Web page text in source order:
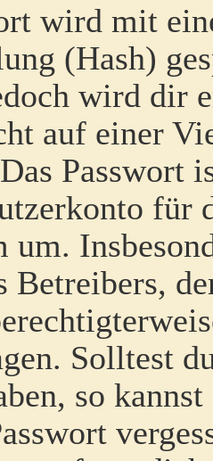
wird mit
(Hash)
wird dir
auf einer
Passwort
für
um.
Betreibers,
Solltest
so